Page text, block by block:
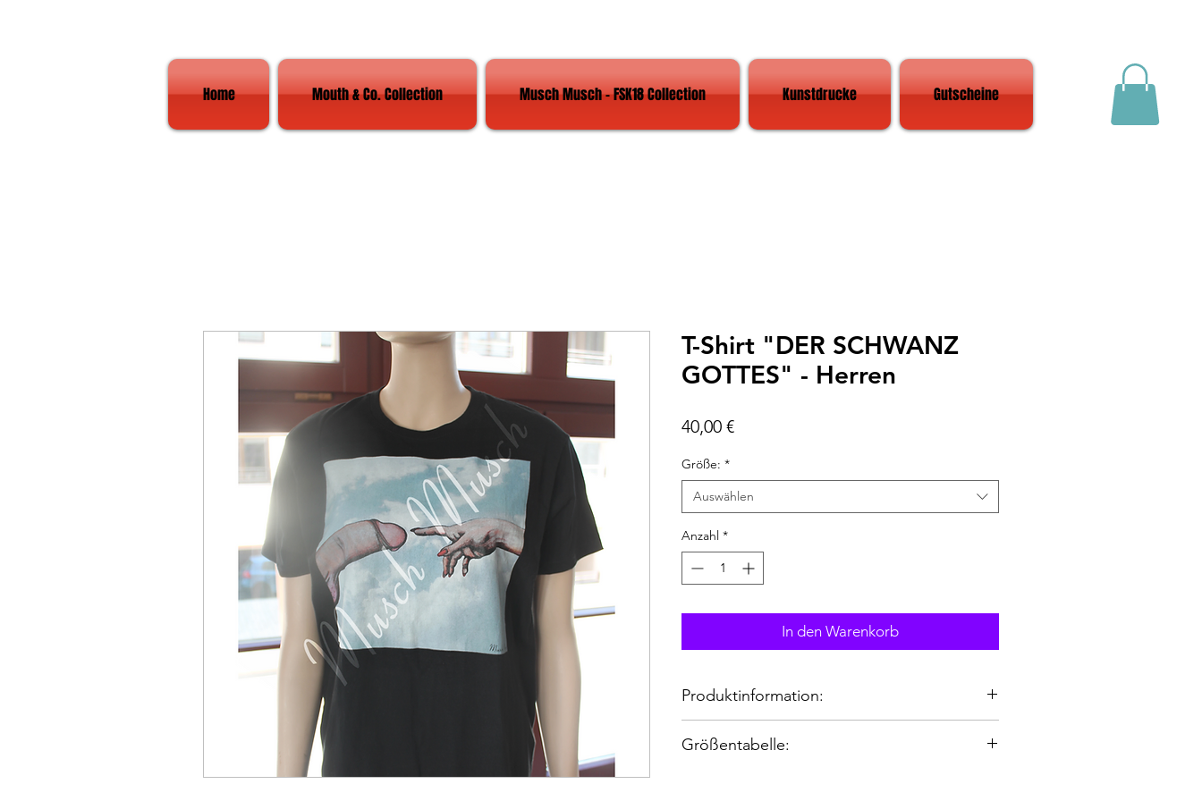
Home Mouth & Co. Collection Musch Musch - FSK18 Collection Kunstdrucke Gutscheine
T-Shirt "DER SCHWANZ
GOTTES" - Herren
40,00 €Preis
Größe: *
Auswählen
Anzahl *
In den Warenkorb
Produktinformation:
Größentabelle: